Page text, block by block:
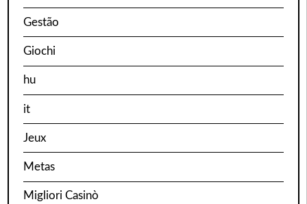
Gestão
Giochi
hu
it
Jeux
Metas
Migliori Casinò